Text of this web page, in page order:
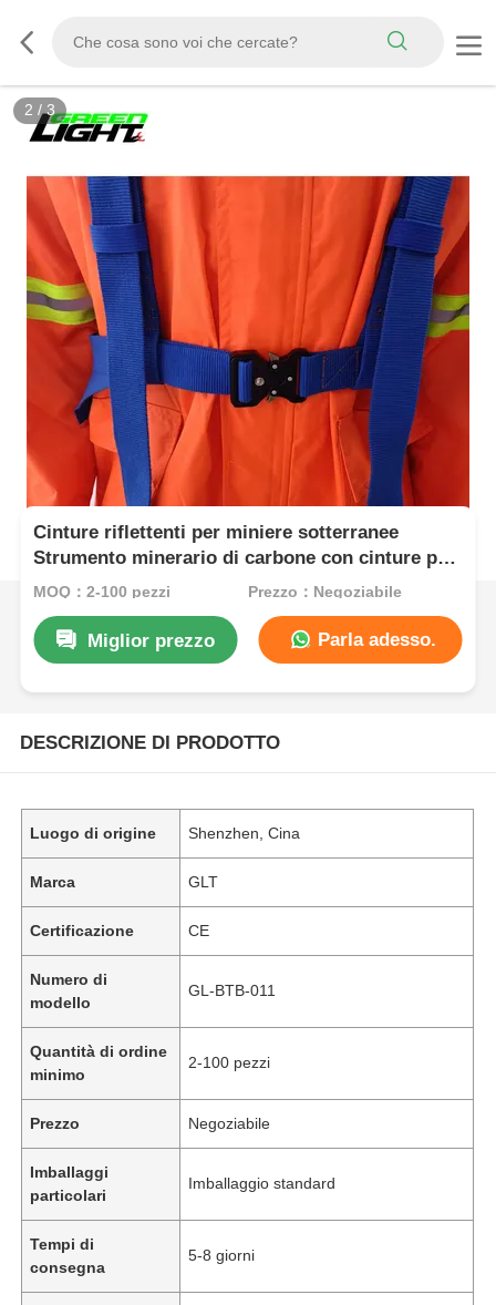
2 /3
Cinture riflettenti per miniere sotterranee
Strumento minerario di carbone con cinture per
le spalle
MOQ：2-100 pezzi Prezzo：Negoziabile
Miglior prezzo Parla adesso.
DESCRIZIONE DI PRODOTTO
Luogo di origine Shenzhen, Cina
Marca GLT
Certificazione CE
Numero di
modello
GL-BTB-011
Quantità di ordine
minimo
2-100 pezzi
Prezzo Negoziabile
Imballaggi
particolari
Imballaggio standard
Tempi di
consegna
5-8 giorni